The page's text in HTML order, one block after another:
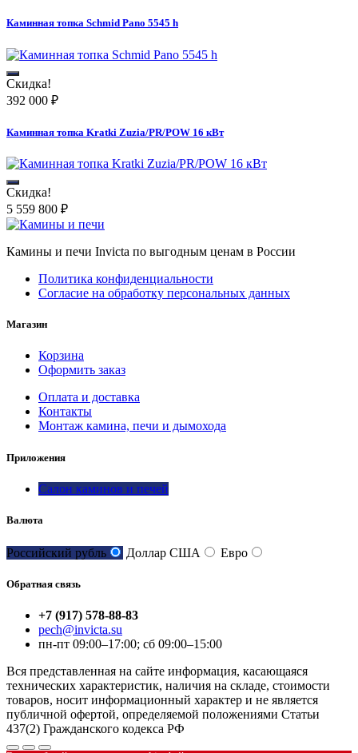
Каминная топка Schmid Pano 5545 h
Скидка!
392 000 ₽
Каминная топка Kratki Zuzia/PR/POW 16 кВт
Скидка!
5 559 800 ₽
Камины и печи Invicta по выгодным ценам в России
Политика конфиденциальности
Согласие на обработку персональных данных
Магазин
Корзина
Оформить заказ
Оплата и доставка
Контакты
Монтаж камина, печи и дымохода
Приложения
Салон каминов и печей
Валюта
Российский рубль Доллар США Евро
Обратная связь
+7 (917) 578-88-83
pech@invicta.su
пн-пт 09:00–17:00; сб 09:00–15:00
Вся представленная на сайте информация, касающаяся
технических характеристик, наличия на складе, стоимости
товаров, носит информационный характер и не является
публичной офертой, определяемой положениями Статьи
437(2) Гражданского кодекса РФ